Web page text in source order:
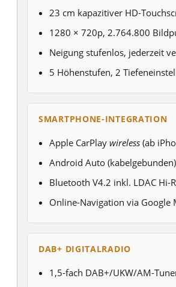
23 cm kapazitiver HD-
1280 × 720p, 2.764.800
Neigung stufenlos, jederzeit
5 Höhenstufen, 2
SMARTPHONE-INTEGRATION
Apple CarPlay wireless (ab
Android Auto (kabelgebunden)
Bluetooth V4.2 inkl. LDAC Hi-
Online-Navigation via Google
DAB+ DIGITALRADIO
1,5-fach DAB+/UKW/AM-